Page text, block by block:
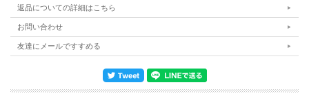
返品についての詳細はこちら
お問い合わせ
友達にメールですすめる